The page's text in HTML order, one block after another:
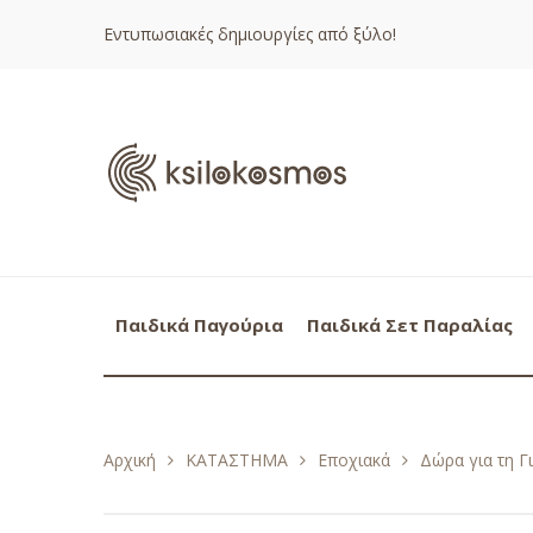
Εντυπωσιακές δημιουργίες από ξύλο!
Παιδικά Παγούρια Παιδικά Σετ Παραλίας
Αρχική ΚΑΤΑΣΤΗΜΑ Εποχιακά Δώρα για τη